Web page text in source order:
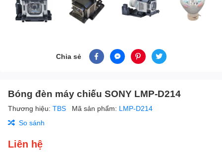
Chia sẻ
Bóng đèn máy chiếu SONY LMP-D214
Thương hiệu: TBS Mã sản phẩm: LMP-D214
So sánh
Liên hệ